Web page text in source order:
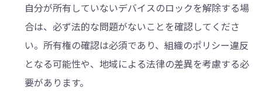
自分が所有していないデバイスのロックを解除する場
合は、必ず法的な問題がないことを確認してくださ
い。所有権の確認は必須であり、組織のポリシー違反
となる可能性や、地域による法律の差異を考慮する必
要があります。